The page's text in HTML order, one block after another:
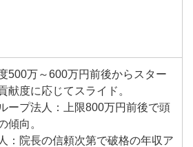
500万～600万円前後からスター
献度に応じてスライド。
ープ法人：上限800万円前後で頭
傾向。
：院長の信頼次第で破格の年収ア